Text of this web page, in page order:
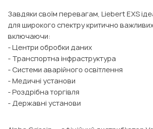
Завдяки своїм перевагам, Liebert EXS
для широкого спектру критично
включаючи:
- Центри обробки даних
- Транспортна інфраструктура
- Системи аварійного освітлення
- Медичні установи
- Роздрібна торгівля
- Державні установи